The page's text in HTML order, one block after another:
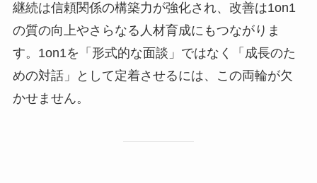
継続は信頼関係の構築力が強化され、改善は1on1
の質の向上やさらなる人材育成にもつながりま
す。1on1を「形式的な面談」ではなく「成長のた
めの対話」として定着させるには、この両輪が欠
かせません。